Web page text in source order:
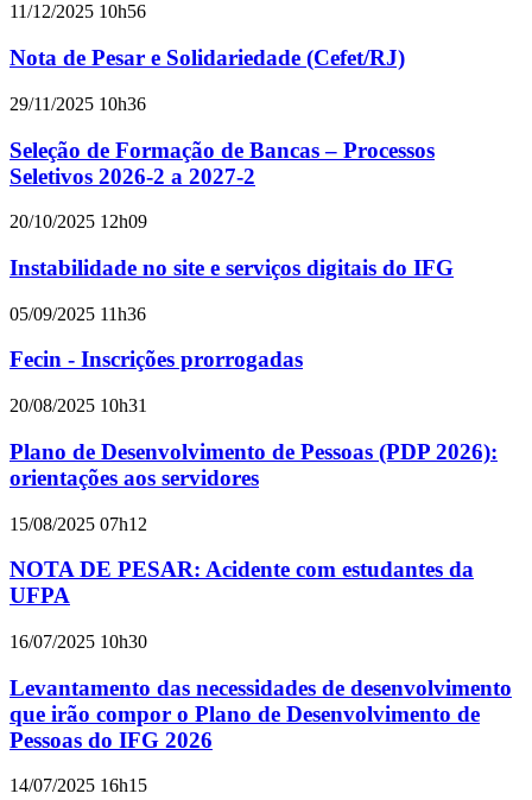
11/12/2025 10h56
Nota de Pesar e Solidariedade (Cefet/RJ)
29/11/2025 10h36
Seleção de Formação de Bancas – Processos
Seletivos 2026-2 a 2027-2
20/10/2025 12h09
Instabilidade no site e serviços digitais do IFG
05/09/2025 11h36
Fecin - Inscrições prorrogadas
20/08/2025 10h31
Plano de Desenvolvimento de Pessoas (PDP 2026):
orientações aos servidores
15/08/2025 07h12
NOTA DE PESAR: Acidente com estudantes da
UFPA
16/07/2025 10h30
Levantamento das necessidades de desenvolvimento
que irão compor o Plano de Desenvolvimento de
Pessoas do IFG 2026
14/07/2025 16h15